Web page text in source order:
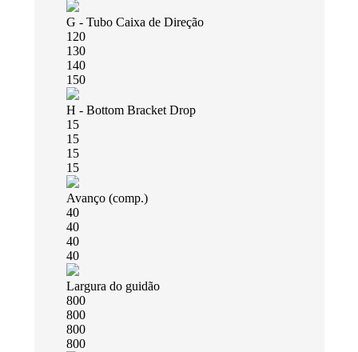
G - Tubo Caixa de Direção
120
130
140
150
H - Bottom Bracket Drop
15
15
15
15
Avanço (comp.)
40
40
40
40
Largura do guidão
800
800
800
800